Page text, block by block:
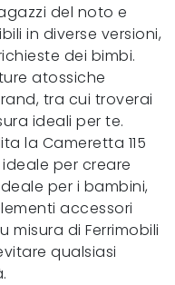
del noto e
in diverse versioni,
dei bimbi.
atossiche
tra cui troverai
ideali per te.
la Cameretta 115
per creare
per i bambini,
accessori
misura di Ferrimobili
qualsiasi